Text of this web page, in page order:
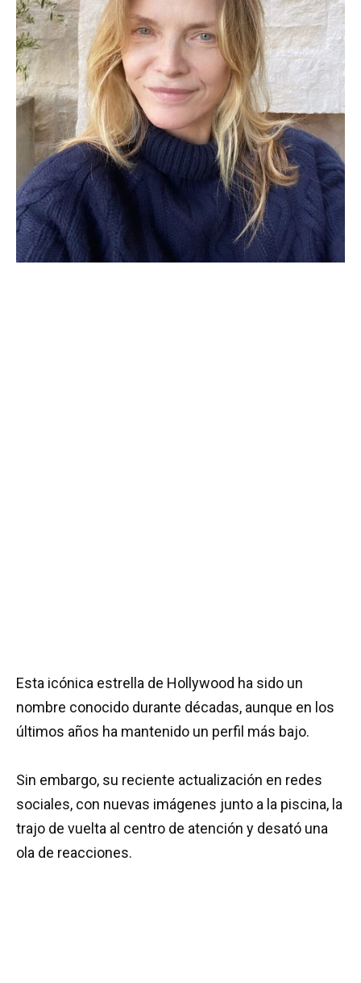
Esta icónica estrella de Hollywood ha sido un
nombre conocido durante décadas, aunque en los
últimos años ha mantenido un perfil más bajo.
Sin embargo, su reciente actualización en redes
sociales, con nuevas imágenes junto a la piscina, la
trajo de vuelta al centro de atención y desató una
ola de reacciones.